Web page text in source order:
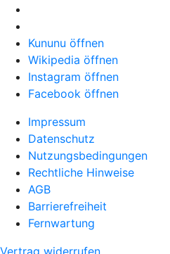
Kununu öffnen
Wikipedia öffnen
Instagram öffnen
Facebook öffnen
Impressum
Datenschutz
Nutzungsbedingungen
Rechtliche Hinweise
AGB
Barrierefreiheit
Fernwartung